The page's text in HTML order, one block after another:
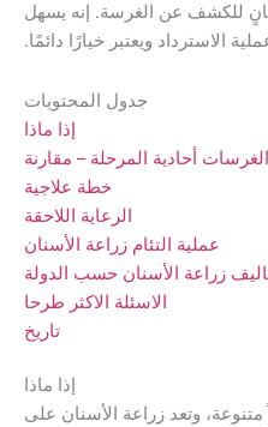
الغرسة. إنه يسهل
ويعتبر خيارًا دائمًا.
جدول المحتويات
المرحلة – مقارنة
الرعاية اللاحقة
التئام زراعة الأسنان
الأسنان حسب الدولة
الاسئلة الاكثر طرحا
زراعة الأسنان على